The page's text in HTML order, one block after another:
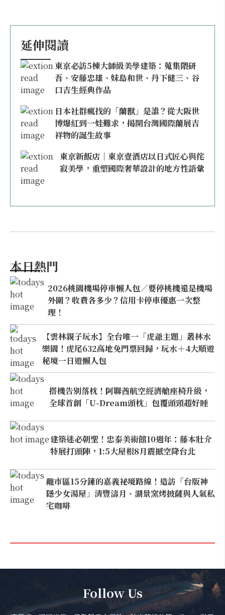
延伸閱讀
東京必訪5棟大師級美學建築：蒐集隈研
吾、安藤忠雄、妹島和世、丹下健三、谷
口吉生經典作品
日本社群瘋找的「蘭獸」是誰？從大阪世
博爆紅到一娃難求，揭開台灣國際蘭展吉
祥物的誕生故事
東京新飯店｜東京壹酒店以日式匠心與侘
寂美學，重塑國際奢華設計的地方性語彙
本日熱門
2026桃園機場停車懶人包／要停桃機還是機場
外圍？收費各多少？信用卡停車優惠一次整
理！
【雲林親子玩水】全台唯一「虎爺主題」叢林水
樂園！虎尾632高地免門票回歸，玩水＋4大順遊
秘境一日遊懶人包
搭機告別落枕！阿聯酋航空經濟艙座椅升級，
全球首創「U-Dream頭枕」包覆頭頸超好睡
建築迷必朝聖！忠泰美術館10週年：藤本壯介
特展打頭陣，1:5大屋根8月震撼空降台北
離市區15分鐘的嘉義祕境路線！造訪「台版神
隱少女湯屋」清豐濤月、湖景窯烤披薩與人氣私
宅咖啡
Follow Us